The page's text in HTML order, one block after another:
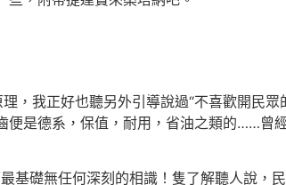
我正好也聽另外引導說過“不喜歡開民眾
是德系，保值，耐用，省油之類的……曾
礎無任何深刻的相識！隻了解聽人說，